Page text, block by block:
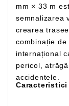
mm × 33 m
semnalizarea
crearea
combinație
internațional
pericol,
accidentele.